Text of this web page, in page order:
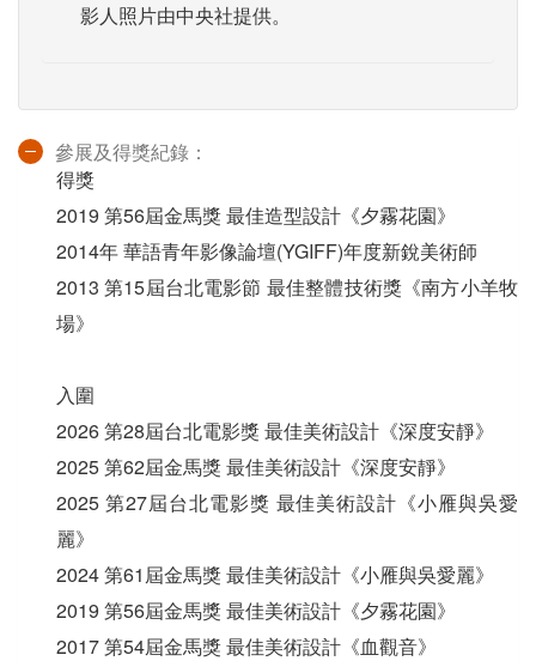
影人照片由中央社提供。
參展及得獎紀錄：
得獎
2019 第56屆金馬獎 最佳造型設計《夕霧花園》
2014年 華語青年影像論壇(YGIFF)年度新銳美術師
2013 第15屆台北電影節 最佳整體技術獎《南方小羊牧
場》
入圍
2026 第28屆台北電影獎 最佳美術設計《深度安靜》
2025 第62屆金馬獎 最佳美術設計《深度安靜》
2025 第27屆台北電影獎 最佳美術設計《小雁與吳愛
麗》
2024 第61屆金馬獎 最佳美術設計《小雁與吳愛麗》
2019 第56屆金馬獎 最佳美術設計《夕霧花園》
2017 第54屆金馬獎 最佳美術設計《血觀音》